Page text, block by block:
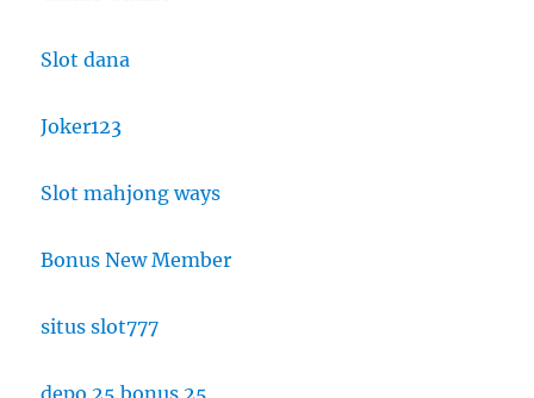
Slot dana
Joker123
Slot mahjong ways
Bonus New Member
situs slot777